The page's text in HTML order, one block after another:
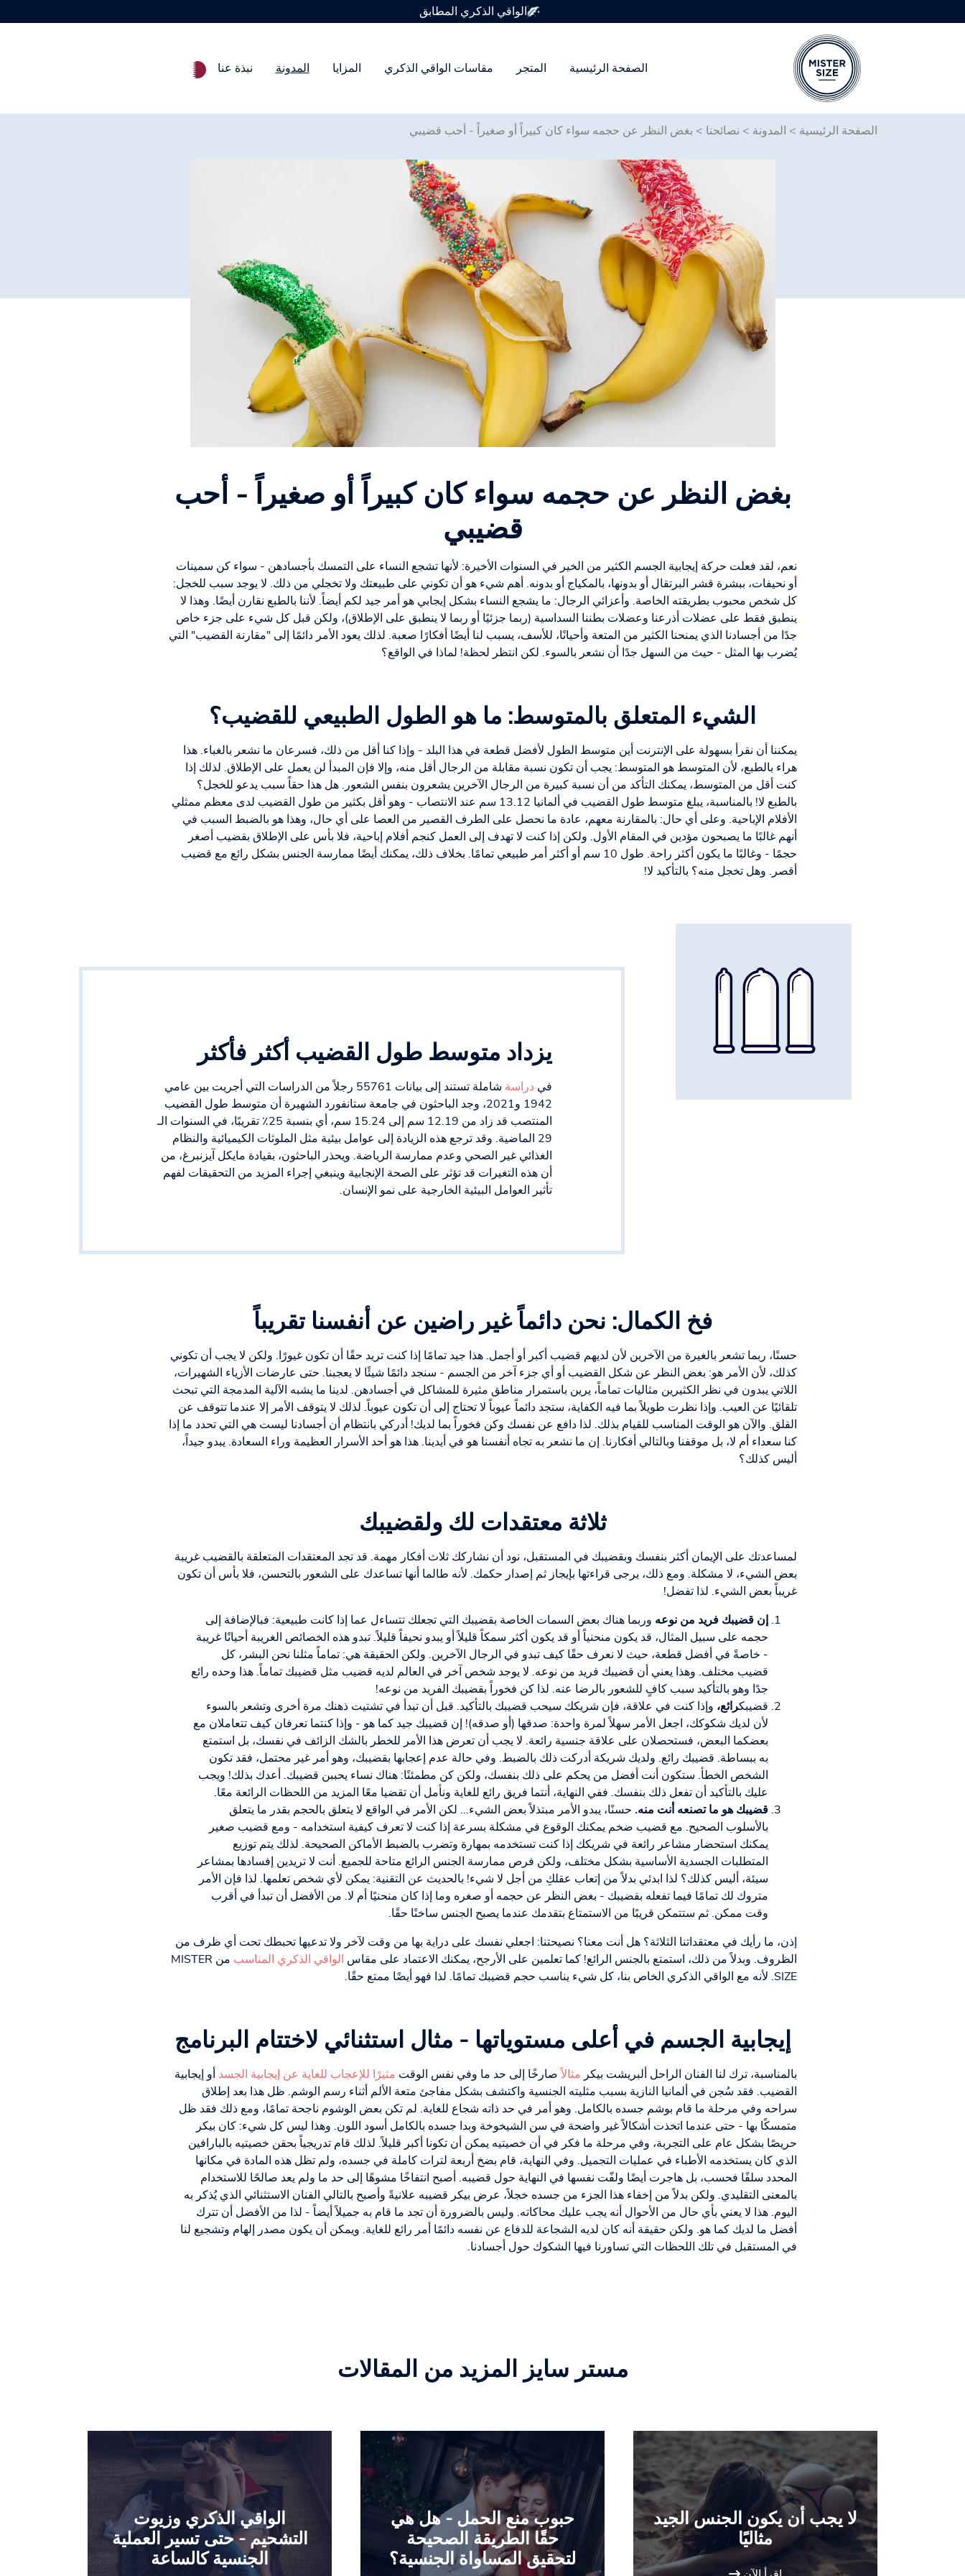
الصفحة الرئيسية المتجر مقاسات الواقي الذكري المزايا المدونة نبذة عنا
متوفر في 7 أحجام للواقي الذكري
الصفحة الرئيسية > المدونة > نصائحنا > بغض النظر عن حجمه سواء كان كبيراً أو صغيراً - أحب قضيبي
بغض النظر عن حجمه سواء كان كبيراً أو صغيراً - أحب
قضيبي
نعم، لقد فعلت حركة إيجابية الجسم الكثير من الخير في السنوات الأخيرة: لأنها تشجع النساء على التمسك بأجسادهن - سواء كن سمينات
أو نحيفات، ببشرة قشر البرتقال أو بدونها، بالمكياج أو بدونه. أهم شيء هو أن تكوني على طبيعتك ولا تخجلي من ذلك. لا يوجد سبب للخجل:
كل شخص محبوب بطريقته الخاصة. وأعزائي الرجال: ما يشجع النساء بشكل إيجابي هو أمر جيد لكم أيضاً. لأننا بالطبع نقارن أيضًا. وهذا لا
ينطبق فقط على عضلات أذرعنا وعضلات بطننا السداسية (ربما جزئيًا أو ربما لا ينطبق على الإطلاق)، ولكن قبل كل شيء على جزء خاص
جدًا من أجسادنا الذي يمنحنا الكثير من المتعة وأحيانًا، للأسف، يسبب لنا أيضًا أفكارًا صعبة. لذلك يعود الأمر دائمًا إلى "مقارنة القضيب" التي
يُضرب بها المثل - حيث من السهل جدًا أن نشعر بالسوء. لكن انتظر لحظة! لماذا في الواقع؟
الشيء المتعلق بالمتوسط: ما هو الطول الطبيعي للقضيب؟
يمكننا أن نقرأ بسهولة على الإنترنت أين متوسط الطول لأفضل قطعة في هذا البلد - وإذا كنا أقل من ذلك، فسرعان ما نشعر بالغباء. هذا
هراء بالطبع، لأن المتوسط هو المتوسط: يجب أن تكون نسبة مقابلة من الرجال أقل منه، وإلا فإن المبدأ لن يعمل على الإطلاق. لذلك إذا
كنت أقل من المتوسط، يمكنك التأكد من أن نسبة كبيرة من الرجال الآخرين يشعرون بنفس الشعور. هل هذا حقاً سبب يدعو للخجل؟
بالطبع لا! بالمناسبة، يبلغ متوسط طول القضيب في ألمانيا 13.12 سم عند الانتصاب - وهو أقل بكثير من طول القضيب لدى معظم ممثلي
الأفلام الإباحية. وعلى أي حال: بالمقارنة معهم، عادة ما نحصل على الطرف القصير من العصا على أي حال، وهذا هو بالضبط السبب في
أنهم غالبًا ما يصبحون مؤدين في المقام الأول. ولكن إذا كنت لا تهدف إلى العمل كنجم أفلام إباحية، فلا بأس على الإطلاق بقضيب أصغر
حجمًا - وغالبًا ما يكون أكثر راحة. طول 10 سم أو أكثر أمر طبيعي تمامًا. بخلاف ذلك، يمكنك أيضًا ممارسة الجنس بشكل رائع مع قضيب
أقصر. وهل تخجل منه؟ بالتأكيد لا!
يزداد متوسط طول القضيب أكثر فأكثر
في دراسة
شاملة تستند إلى بيانات 55761 رجلاً من الدراسات التي أجريت بين عامي
1942 و2021، وجد الباحثون في جامعة ستانفورد الشهيرة أن متوسط طول القضيب
المنتصب قد زاد من 12.19 سم إلى 15.24 سم، أي بنسبة 25٪ تقريبًا، في السنوات الـ
29 الماضية. وقد ترجع هذه الزيادة إلى عوامل بيئية مثل الملوثات الكيميائية والنظام
الغذائي غير الصحي وعدم ممارسة الرياضة. ويحذر الباحثون، بقيادة مايكل آيزنبرغ، من
أن هذه التغيرات قد تؤثر على الصحة الإنجابية وينبغي إجراء المزيد من التحقيقات لفهم
تأثير العوامل البيئية الخارجية على نمو الإنسان.
فخ الكمال: نحن دائماً غير راضين عن أنفسنا تقريباً
حسنًا، ربما تشعر بالغيرة من الآخرين لأن لديهم قضيب أكبر أو أجمل. هذا جيد تمامًا إذا كنت تريد حقًا أن تكون غيورًا. ولكن لا يجب أن تكوني
كذلك، لأن الأمر هو: بغض النظر عن شكل القضيب أو أي جزء آخر من الجسم - سنجد دائمًا شيئًا لا يعجبنا. حتى عارضات الأزياء الشهيرات،
اللاتي يبدون في نظر الكثيرين مثاليات تماماً، يرين باستمرار مناطق مثيرة للمشاكل في أجسادهن. لدينا ما يشبه الآلية المدمجة التي تبحث
تلقائيًا عن العيب. وإذا نظرت طويلاً بما فيه الكفاية، ستجد دائماً عيوباً لا تحتاج إلى أن تكون عيوباً. لذلك لا يتوقف الأمر إلا عندما تتوقف عن
القلق. والآن هو الوقت المناسب للقيام بذلك. لذا دافع عن نفسك وكن فخوراً بما لديك! أدركي بانتظام أن أجسادنا ليست هي التي تحدد ما إذا
كنا سعداء أم لا، بل موقفنا وبالتالي أفكارنا. إن ما نشعر به تجاه أنفسنا هو في أيدينا. هذا هو أحد الأسرار العظيمة وراء السعادة. يبدو جيداً،
أليس كذلك؟
ثلاثة معتقدات لك ولقضيبك
لمساعدتك على الإيمان أكثر بنفسك وبقضيبك في المستقبل، نود أن نشاركك ثلاث أفكار مهمة. قد تجد المعتقدات المتعلقة بالقضيب غريبة
بعض الشيء، لا مشكلة. ومع ذلك، يرجى قراءتها بإيجاز ثم إصدار حكمك. لأنه طالما أنها تساعدك على الشعور بالتحسن، فلا بأس أن تكون
غريباً بعض الشيء. لذا تفضل!
إن قضيبك فريد من نوعه وربما هناك بعض السمات الخاصة بقضيبك التي تجعلك تتساءل عما إذا كانت طبيعية: فبالإضافة إلى
حجمه على سبيل المثال، قد يكون منحنياً أو قد يكون أكثر سمكاً قليلاً أو يبدو نحيفاً قليلاً. تبدو هذه الخصائص الغريبة أحيانًا غريبة
- خاصةً في أفضل قطعة، حيث لا نعرف حقًا كيف تبدو في الرجال الآخرين. ولكن الحقيقة هي: تماماً مثلنا نحن البشر، كل
قضيب مختلف. وهذا يعني أن قضيبك فريد من نوعه. لا يوجد شخص آخر في العالم لديه قضيب مثل قضيبك تماماً. هذا وحده رائع
جدًا وهو بالتأكيد سبب كافٍ للشعور بالرضا عنه. لذا كن فخوراً بقضيبك الفريد من نوعه!
قضيبكرائع، وإذا كنت في علاقة، فإن شريكك سيحب قضيبك بالتأكيد. قبل أن تبدأ في تشتيت ذهنك مرة أخرى وتشعر بالسوء
لأن لديك شكوكك، اجعل الأمر سهلاً لمرة واحدة: صدقها (أو صدقه)! إن قضيبك جيد كما هو - وإذا كنتما تعرفان كيف تتعاملان مع
بعضكما البعض، فستحصلان على علاقة جنسية رائعة. لا يجب أن تعرض هذا الأمر للخطر بالشك الزائف في نفسك، بل استمتع
به ببساطة. قضيبك رائع. ولديك شريكة أدركت ذلك بالضبط. وفي حالة عدم إعجابها بقضيبك، وهو أمر غير محتمل، فقد تكون
الشخص الخطأ. ستكون أنت أفضل من يحكم على ذلك بنفسك، ولكن كن مطمئنًا: هناك نساء يحببن قضيبك. أعدك بذلك! ويجب
عليك بالتأكيد أن تفعل ذلك بنفسك. ففي النهاية، أنتما فريق رائع للغاية ونأمل أن تقضيا معًا المزيد من اللحظات الرائعة معًا.
قضيبك هو ما تصنعه أنت منه. حسنًا، يبدو الأمر مبتذلاً بعض الشيء... لكن الأمر في الواقع لا يتعلق بالحجم بقدر ما يتعلق
بالأسلوب الصحيح. مع قضيب ضخم يمكنك الوقوع في مشكلة بسرعة إذا كنت لا تعرف كيفية استخدامه - ومع قضيب صغير
يمكنك استحضار مشاعر رائعة في شريكك إذا كنت تستخدمه بمهارة وتضرب بالضبط الأماكن الصحيحة. لذلك يتم توزيع
المتطلبات الجسدية الأساسية بشكل مختلف، ولكن فرص ممارسة الجنس الرائع متاحة للجميع. أنت لا تريدين إفسادها بمشاعر
سيئة، أليس كذلك؟ لذا ابدئي بدلاً من إتعاب عقلكِ من أجل لا شيء! بالحديث عن التقنية: يمكن لأي شخص تعلمها. لذا فإن الأمر
متروك لك تمامًا فيما تفعله بقضيبك - بغض النظر عن حجمه أو صغره وما إذا كان منحنيًا أم لا. من الأفضل أن تبدأ في أقرب
وقت ممكن. ثم ستتمكن قريبًا من الاستمتاع بتقدمك عندما يصبح الجنس ساخنًا حقًا.
إذن، ما رأيك في معتقداتنا الثلاثة؟ هل أنت معنا؟ نصيحتنا: اجعلي نفسك على دراية بها من وقت لآخر ولا تدعيها تحبطك تحت أي ظرف من
الظروف. وبدلاً من ذلك، استمتع بالجنس الرائع! كما تعلمين على الأرجح، يمكنك الاعتماد على مقاس الواقي الذكري المناسب
من MISTER
SIZE. لأنه مع الواقي الذكري الخاص بنا، كل شيء يناسب حجم قضيبك تمامًا. لذا فهو أيضًا ممتع حقًا.
إيجابية الجسم في أعلى مستوياتها - مثال استثنائي لاختتام البرنامج
بالمناسبة، ترك لنا الفنان الراحل ألبريشت بيكر مثالاًصارخًا إلى حد ما وفي نفس الوقت مثيرًا للإعجاب للغاية عن إيجابية الجسد أو إيجابية
القضيب. فقد سُجن في ألمانيا النازية بسبب مثليته الجنسية واكتشف بشكل مفاجئ متعة الألم أثناء رسم الوشم. ظل هذا بعد إطلاق
سراحه وفي مرحلة ما قام بوشم جسده بالكامل. وهو أمر في حد ذاته شجاع للغاية. لم تكن بعض الوشوم ناجحة تمامًا، ومع ذلك فقد ظل
متمسكًا بها - حتى عندما اتخذت أشكالاً غير واضحة في سن الشيخوخة وبدا جسده بالكامل أسود اللون. وهذا ليس كل شيء: كان بيكر
حريصًا بشكل عام على التجربة، وفي مرحلة ما فكر في أن خصيتيه يمكن أن تكونا أكبر قليلاً. لذلك قام تدريجياً بحقن خصيتيه بالبارافين
الذي كان يستخدمه الأطباء في عمليات التجميل. وفي النهاية، قام بضخ أربعة لترات كاملة في جسده، ولم تظل هذه المادة في مكانها
المحدد سلفًا فحسب، بل هاجرت أيضًا ولفّت نفسها في النهاية حول قضيبه. أصبح انتفاخًا مشوهًا إلى حد ما ولم يعد صالحًا للاستخدام
بالمعنى التقليدي. ولكن بدلاً من إخفاء هذا الجزء من جسده خجلاً، عرض بيكر قضيبه علانيةً وأصبح بالتالي الفنان الاستثنائي الذي يُذكر به
اليوم. هذا لا يعني بأي حال من الأحوال أنه يجب عليك محاكاته. وليس بالضرورة أن تجد ما قام به جميلاً أيضاً - لذا من الأفضل أن تترك
أفضل ما لديك كما هو. ولكن حقيقة أنه كان لديه الشجاعة للدفاع عن نفسه دائمًا أمر رائع للغاية. ويمكن أن يكون مصدر إلهام وتشجيع لنا
في المستقبل في تلك اللحظات التي تساورنا فيها الشكوك حول أجسادنا.
مستر سايز المزيد من المقالات
لا يجب أن يكون الجنس الجيد
مثاليًا
حبوب منع الحمل - هل هي
حقًا الطريقة الصحيحة
لتحقيق المساواة الجنسية؟
الواقي الذكري وزيوت
التشحيم - حتى تسير العملية
الجنسية كالساعة